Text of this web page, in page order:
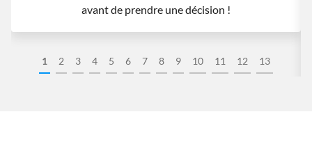
1 2 3 4 5 6 7 8 9 10 11 12 13
avant de prendre une décision !